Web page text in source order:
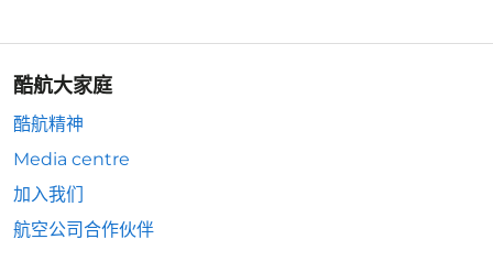
酷航大家庭
酷航精神
Media centre
加入我们
航空公司合作伙伴